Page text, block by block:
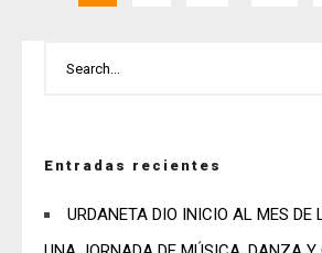
Entradas recientes
URDANETA DIO INICIO AL MES DE